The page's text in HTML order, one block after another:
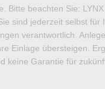
Bitte beachten Sie:
sind jederzeit selbst für
verantwortlich.
Einlage übersteigen.
keine Garantie für